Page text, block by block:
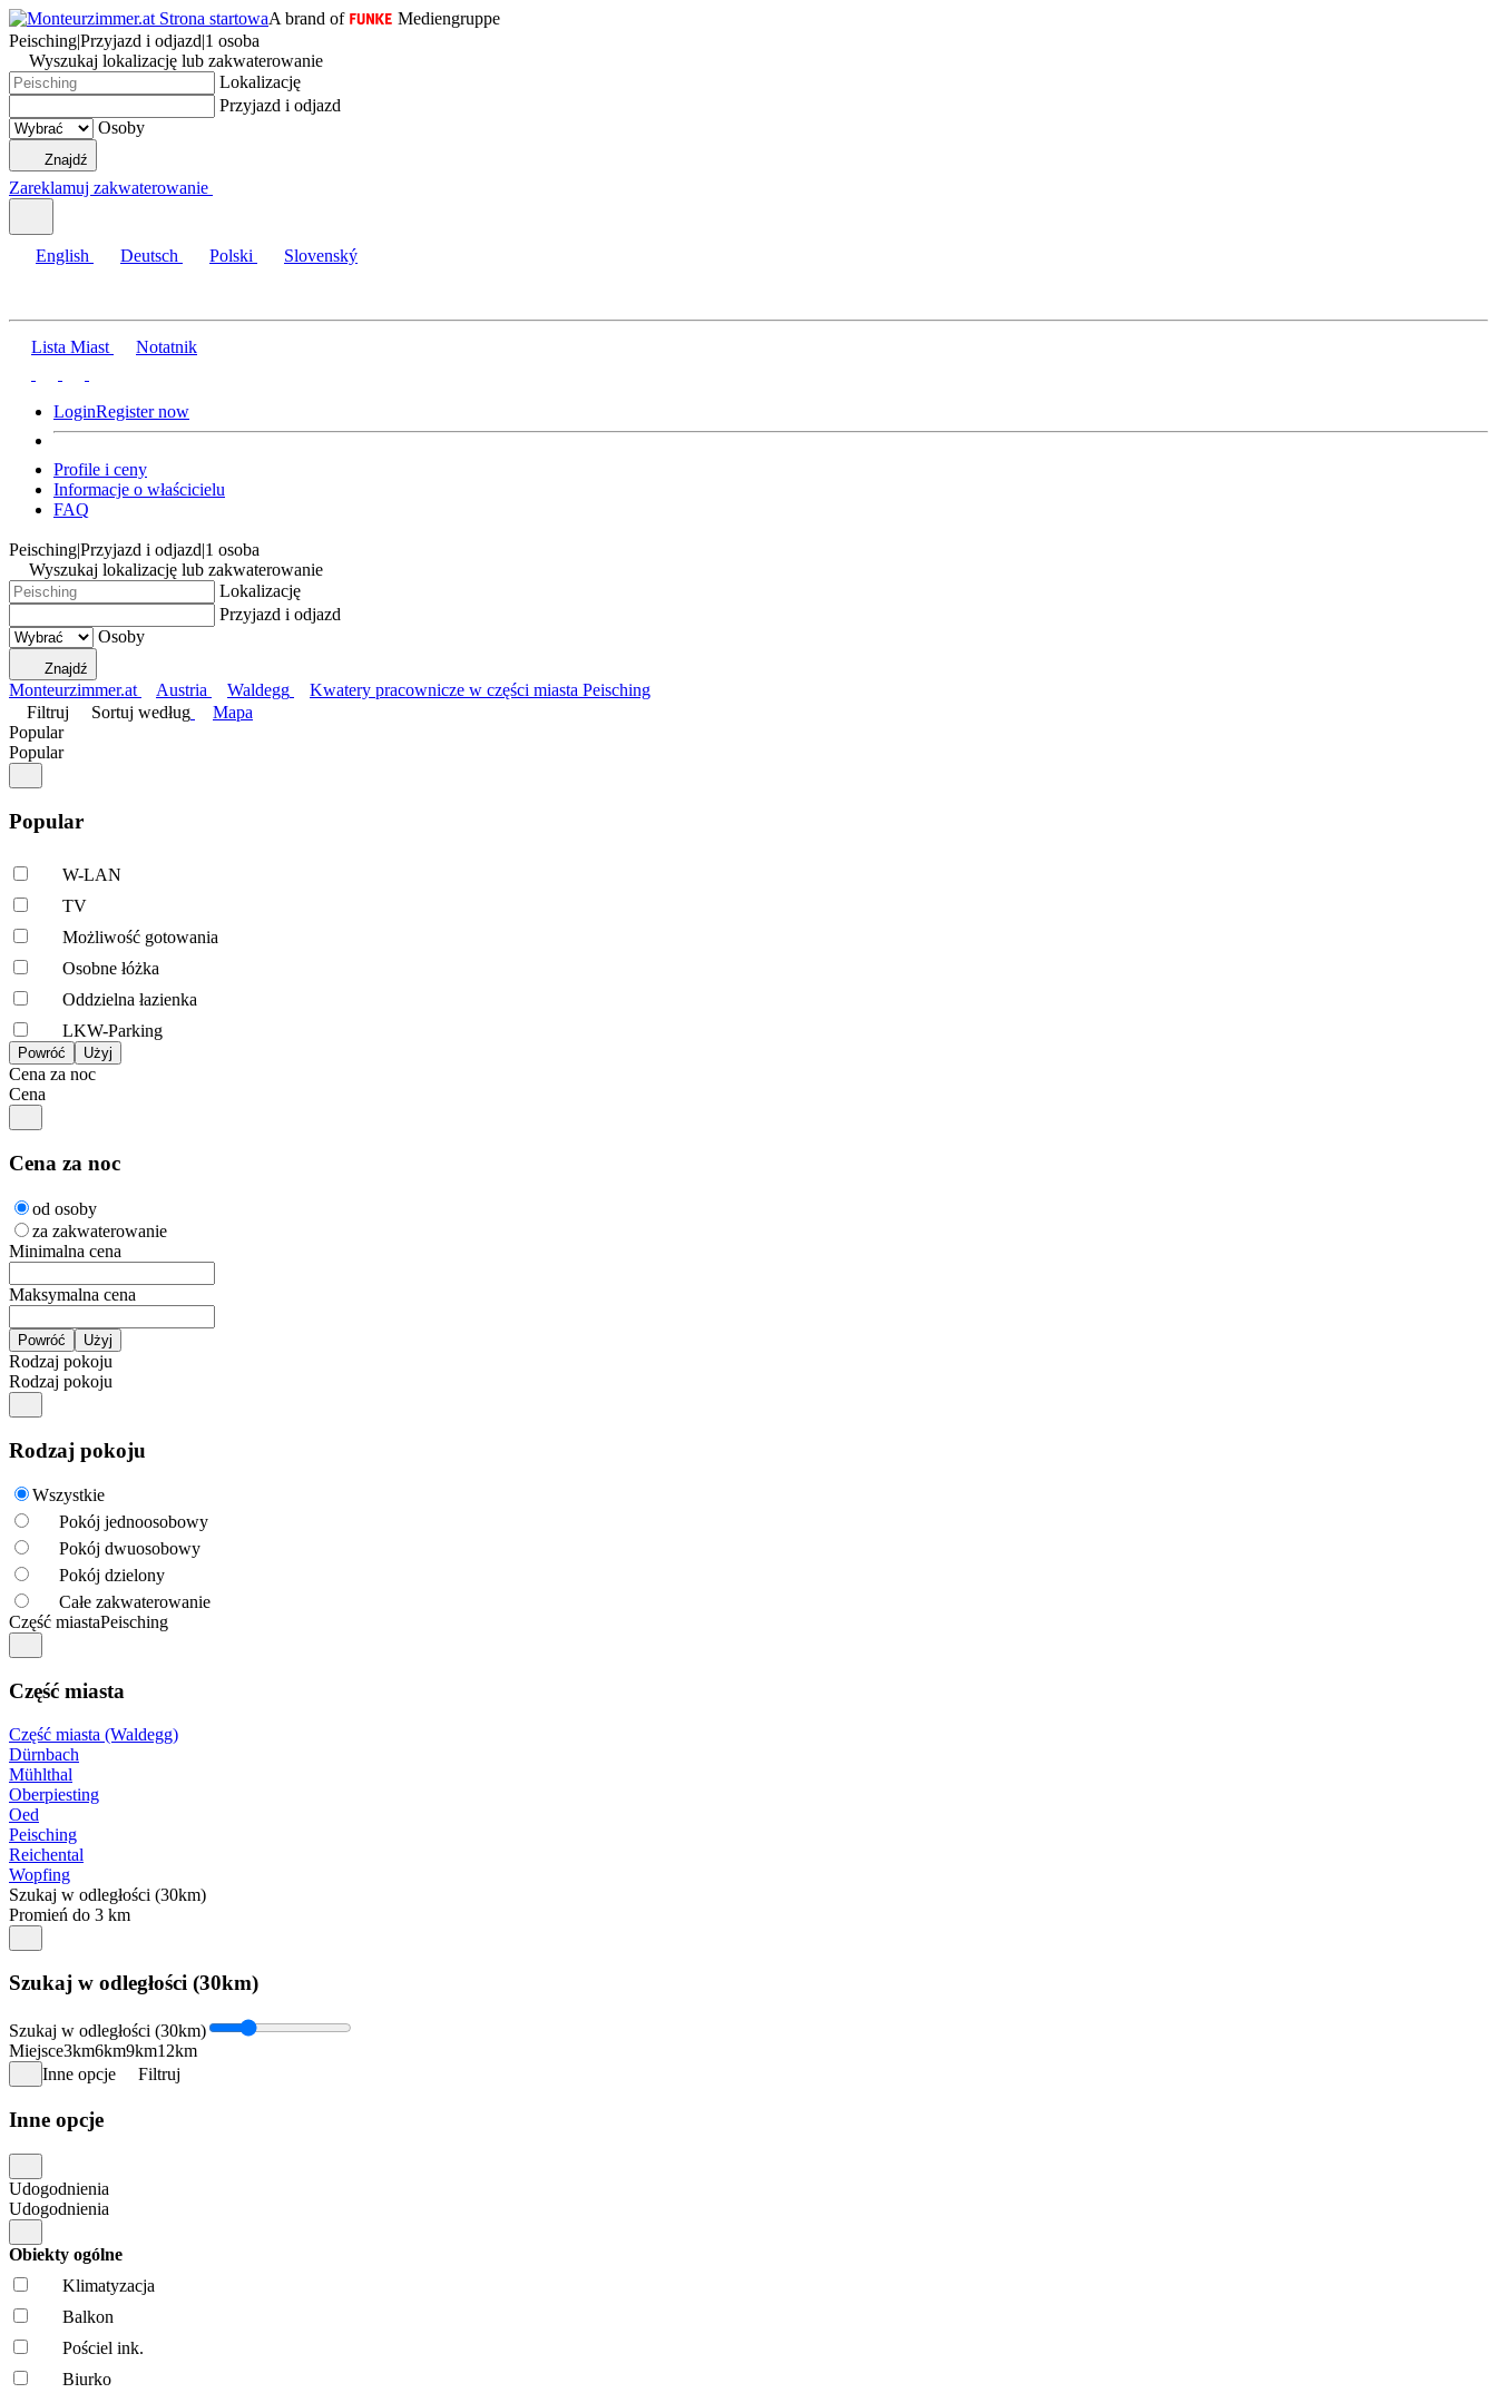
A brand of
Mediengruppe
Peisching|Przyjazd i odjazd|1 osoba
Wyszukaj lokalizację lub zakwaterowanie
Lokalizację
Przyjazd i odjazd
Osoby
Znajdź
Zareklamuj zakwaterowanie
English Deutsch Polski Slovenský
Lista Miast Notatnik
LoginRegister now
Profile i ceny
Informacje o właścicielu
FAQ
Peisching|Przyjazd i odjazd|1 osoba
Wyszukaj lokalizację lub zakwaterowanie
Lokalizację
Przyjazd i odjazd
Osoby
Znajdź
Monteurzimmer.at Austria Waldegg
Kwatery pracownicze w części miasta Peisching
Filtruj
Sortuj według
Mapa
Popular
Popular
Popular
W-LAN
TV
Możliwość gotowania
Osobne łóżka
Oddzielna łazienka
LKW-Parking
Cena za noc
Cena
Cena za noc
od osoby
za zakwaterowanie
Minimalna cena
Maksymalna cena
Rodzaj pokoju
Rodzaj pokoju
Rodzaj pokoju
Wszystkie
Pokój jednoosobowy
Pokój dwuosobowy
Pokój dzielony
Całe zakwaterowanie
Część miastaPeisching
Część miasta
Część miasta (Waldegg)
Dürnbach
Mühlthal
Oberpiesting
Oed
Peisching
Reichental
Wopfing
Szukaj w odległości (30km)
Promień do 3 km
Szukaj w odległości (30km)
Szukaj w odległości (30km)
Miejsce3km6km9km12km
Inne opcje
Filtruj
Inne opcje
Udogodnienia
Udogodnienia
Obiekty ogólne
Klimatyzacja
Balkon
Pościel ink.
Biurko